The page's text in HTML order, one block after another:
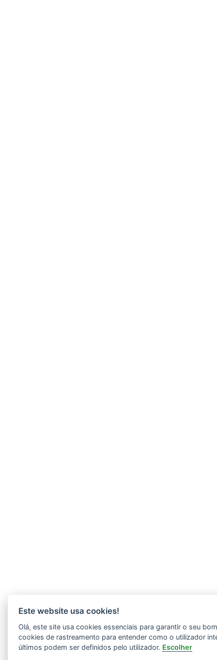
Este website usa cookies!
Olá, este site usa cookies essenciais para garantir o seu
cookies de rastreamento para entender como o utilizador
últimos podem ser definidos pelo utilizador. Escolher